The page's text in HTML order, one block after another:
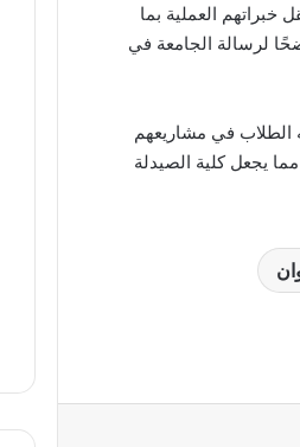
خبراتهم العملية بما
لرسالة الجامعة في
الطلاب في مشاريعهم
يجعل كلية الصيدلة